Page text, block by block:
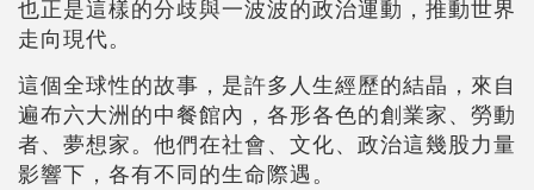
也正是這樣的分歧與一波波的政治運動，推動世界
走向現代。
這個全球性的故事，是許多人生經歷的結晶，來自
遍布六大洲的中餐館內，各形各色的創業家、勞動
者、夢想家。他們在社會、文化、政治這幾股力量
影響下，各有不同的生命際遇。